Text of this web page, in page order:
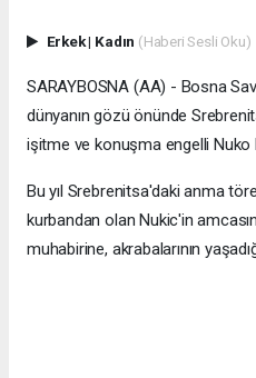
Erkek| Kadın (Haberi Sesli Oku)
SARAYBOSNA (AA) - Bosna
dünyanın gözü önünde
işitme ve konuşma engelli Nuko
Bu yıl Srebrenitsa'daki anma
kurbandan olan Nukic'in
muhabirine, akrabalarının